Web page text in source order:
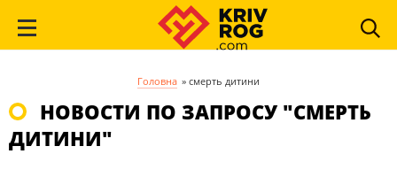
Головна » смерть дитини
НОВОСТИ ПО ЗАПРОСУ "СМЕРТЬ
ДИТИНИ"